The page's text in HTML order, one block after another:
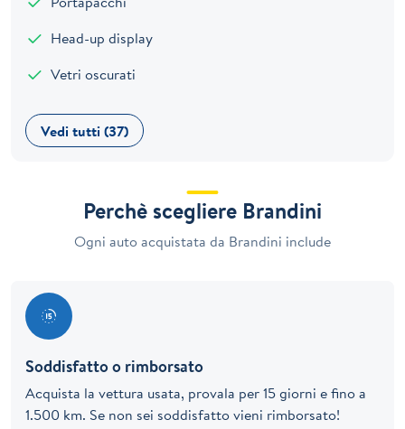
Head-up display
Vetri oscurati
Vedi tutti (37)
Perchè scegliere Brandini
Ogni auto acquistata da Brandini include
Soddisfatto o rimborsato
Acquista la vettura usata, provala per 15 giorni e fino a
1.500 km. Se non sei soddisfatto vieni rimborsato!